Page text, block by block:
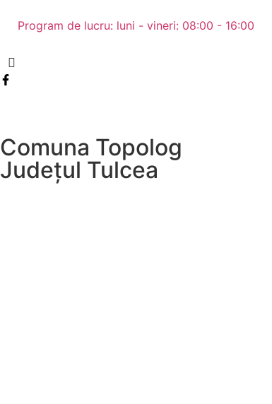
Program de lucru: luni - vineri: 08:00 - 16:00
Comuna Topolog
Județul Tulcea